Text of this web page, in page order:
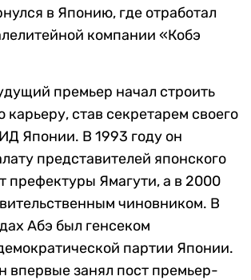
в Японию, где отработал
компании «Кобэ
премьер начал строить
карьеру, став секретарем своего
Японии. В 1993 году он
представителей японского
префектуры Ямагути, а в 2000
чиновником. В
Абэ был генсеком
партии Японии.
впервые занял пост премьер-